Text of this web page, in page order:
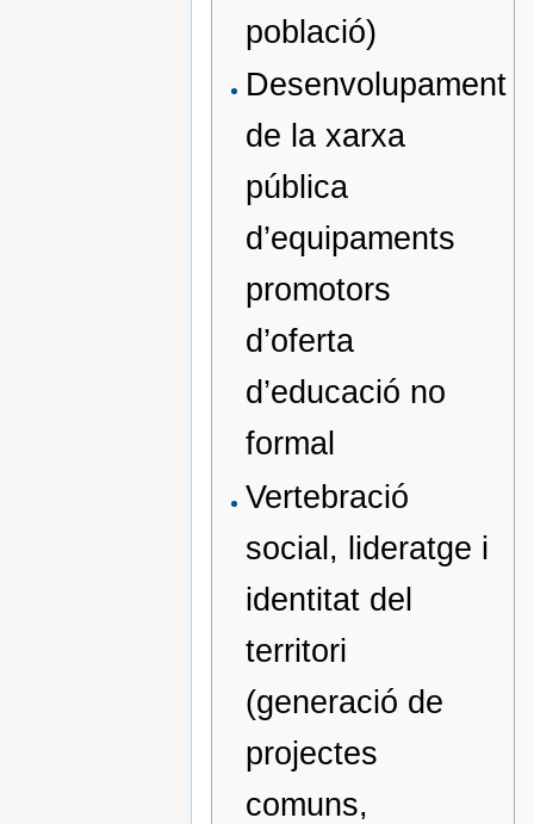
població)
Desenvolupament
de la xarxa
pública
d’equipaments
promotors
d’oferta
d’educació no
formal
Vertebració
social, lideratge i
identitat del
territori
(generació de
projectes
comuns,